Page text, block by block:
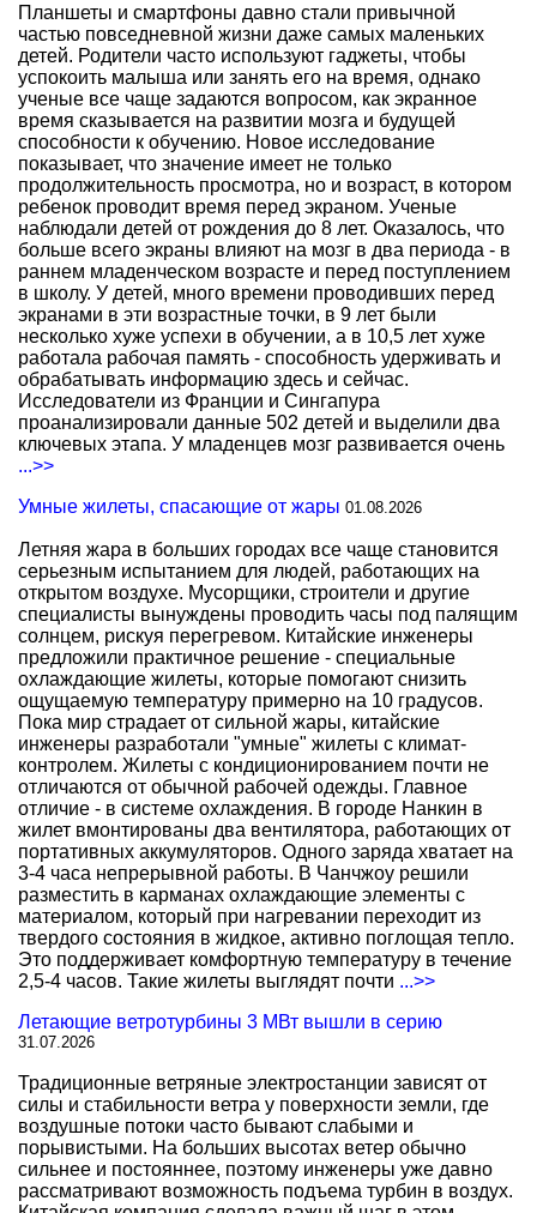
Планшеты и смартфоны давно стали привычной
частью повседневной жизни даже самых маленьких
детей. Родители часто используют гаджеты, чтобы
успокоить малыша или занять его на время, однако
ученые все чаще задаются вопросом, как экранное
время сказывается на развитии мозга и будущей
способности к обучению. Новое исследование
показывает, что значение имеет не только
продолжительность просмотра, но и возраст, в котором
ребенок проводит время перед экраном. Ученые
наблюдали детей от рождения до 8 лет. Оказалось, что
больше всего экраны влияют на мозг в два периода - в
раннем младенческом возрасте и перед поступлением
в школу. У детей, много времени проводивших перед
экранами в эти возрастные точки, в 9 лет были
несколько хуже успехи в обучении, а в 10,5 лет хуже
работала рабочая память - способность удерживать и
обрабатывать информацию здесь и сейчас.
Исследователи из Франции и Сингапура
проанализировали данные 502 детей и выделили два
ключевых этапа. У младенцев мозг развивается очень
...>>
Умные жилеты, спасающие от жары 01.08.2026
Летняя жара в больших городах все чаще становится
серьезным испытанием для людей, работающих на
открытом воздухе. Мусорщики, строители и другие
специалисты вынуждены проводить часы под палящим
солнцем, рискуя перегревом. Китайские инженеры
предложили практичное решение - специальные
охлаждающие жилеты, которые помогают снизить
ощущаемую температуру примерно на 10 градусов.
Пока мир страдает от сильной жары, китайские
инженеры разработали "умные" жилеты с климат-
контролем. Жилеты с кондиционированием почти не
отличаются от обычной рабочей одежды. Главное
отличие - в системе охлаждения. В городе Нанкин в
жилет вмонтированы два вентилятора, работающих от
портативных аккумуляторов. Одного заряда хватает на
3-4 часа непрерывной работы. В Чанчжоу решили
разместить в карманах охлаждающие элементы с
материалом, который при нагревании переходит из
твердого состояния в жидкое, активно поглощая тепло.
Это поддерживает комфортную температуру в течение
2,5-4 часов. Такие жилеты выглядят почти ...>>
Летающие ветротурбины 3 МВт вышли в серию
31.07.2026
Традиционные ветряные электростанции зависят от
силы и стабильности ветра у поверхности земли, где
воздушные потоки часто бывают слабыми и
порывистыми. На больших высотах ветер обычно
сильнее и постояннее, поэтому инженеры уже давно
рассматривают возможность подъема турбин в воздух.